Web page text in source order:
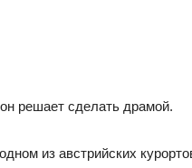
решает сделать драмой.
из австрийских